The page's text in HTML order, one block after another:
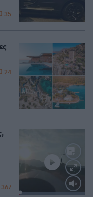
35
24
Loaded:
367